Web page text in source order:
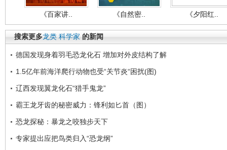
《百家讲.. 《自然密.. 《夕阳红..
搜索更多龙类 科学家 的新闻
德国发现身着羽毛恐龙化石 增加对外皮结构了解
1.5亿年前海洋爬行动物也受“关节炎“困扰(图)
辽西发现翼龙化石“猎手鬼龙”
霸王龙牙齿的秘密威力：锋利如匕首（图）
恐龙探秘：暴龙之咬独步天下
专家提出应把鸟类归入“恐龙纲”